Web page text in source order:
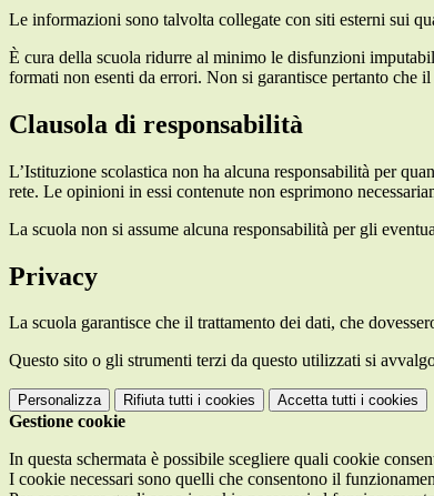
Le informazioni sono talvolta collegate con siti esterni sui
È cura della scuola ridurre al minimo le disfunzioni
formati non esenti da errori. Non si garantisce pertanto
Clausola di responsabilità
L’Istituzione scolastica non ha alcuna responsabilità per
rete. Le opinioni in essi contenute non esprimono
La scuola non si assume alcuna responsabilità per gli
Privacy
La scuola garantisce che il trattamento dei dati, che
Questo sito o gli strumenti terzi da questo utilizzati si
Personalizza Rifiuta tutti i cookies Accetta tutti i cookies
Gestione cookie
In questa schermata è possibile scegliere quali cookie
I cookie necessari sono quelli che consentono il